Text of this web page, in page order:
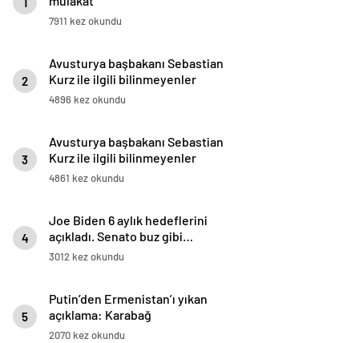
7911 kez okundu
2
Avusturya başbakanı Sebastian
Kurz ile ilgili bilinmeyenler
4896 kez okundu
3
Avusturya başbakanı Sebastian
Kurz ile ilgili bilinmeyenler
4861 kez okundu
4
Joe Biden 6 aylık hedeflerini
açıkladı. Senato buz gibi…
3012 kez okundu
5
Putin’den Ermenistan’ı yıkan
açıklama: Karabağ
Azerbaycan’ın ayrılmaz bir
2070 kez okundu